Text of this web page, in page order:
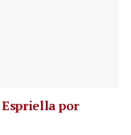
por